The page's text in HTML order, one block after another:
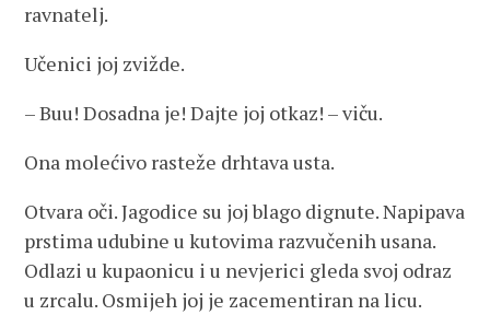
ravnatelj.
Učenici joj zvižde.
– Buu! Dosadna je! Dajte joj otkaz! – viču.
Ona molećivo rasteže drhtava usta.
Otvara oči. Jagodice su joj blago dignute. Napipava
prstima udubine u kutovima razvučenih usana.
Odlazi u kupaonicu i u nevjerici gleda svoj odraz
u zrcalu. Osmijeh joj je zacementiran na licu.